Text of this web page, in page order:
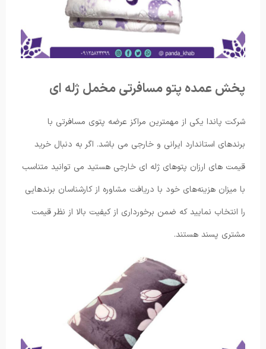
پخش عمده پتو مسافرتی مخمل ژله ای
شرکت پاندا یکی از مهمترین مراکز عرضه پتوی مسافرتی با
برندهای استاندارد ایرانی و خارجی می باشد. اگر به دنبال خرید
قیمت های ارزان پتوهای ژله ای خارجی هستید می توانید متناسب
با میزان هزینه‌های خود با دریافت مشاوره از کارشناسان برندهایی
را انتخاب نمایید که ضمن برخورداری از کیفیت بالا از نظر قیمت
مشتری پسند هستند.